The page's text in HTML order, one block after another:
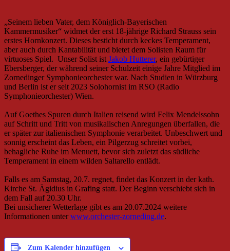
„Seinem lieben Vater, dem Königlich-Bayerischen
Kammermusiker“ widmet der erst 18-jährige Richard Strauss sein
erstes Hornkonzert. Dieses besticht durch keckes Temperament,
aber auch durch Kantabilität und bietet dem Solisten Raum für
virtuoses Spiel. Unser Solist ist Jakob Hutterer, ein gebürtiger
Ebersberger, der während seiner Schulzeit einige Jahre Mitglied im
Zornedinger Symphonieorchester war. Nach Studien in Würzburg
und Berlin ist er seit 2023 Solohornist im RSO (Radio
Symphonieorchester) Wien.
Auf Goethes Spuren durch Italien reisend wird Felix Mendelssohn
auf Schritt und Tritt von musikalischen Anregungen überfallen, die
er später zur italienischen Symphonie verarbeitet. Unbeschwert und
sonnig erscheint das Leben, ein Pilgerzug schreitet vorbei,
behagliche Ruhe im Menuett, bevor sich zuletzt das südliche
Temperament in einem wilden Saltarello entlädt.
Falls es am Samstag, 20.7. regnet, findet das Konzert in der kath.
Kirche St. Ägidius in Grafing statt. Der Beginn verschiebt sich in
dem Fall auf 20.30 Uhr.
Bei unsicherer Wetterlage gibt es am 20.07.2024 weitere
Informationen unterwww.orchester-zorneding.de.
Zum Kalender hinzufügen